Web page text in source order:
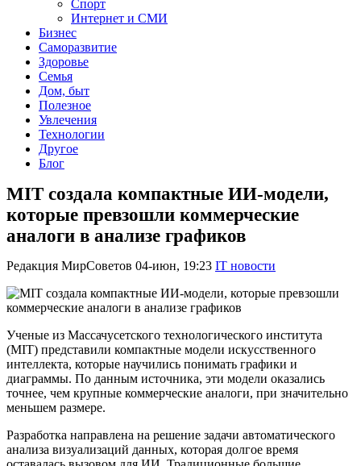
Спорт
Интернет и СМИ
Бизнес
Саморазвитие
Здоровье
Семья
Дом, быт
Полезное
Увлечения
Технологии
Другое
Блог
MIT создала компактные ИИ-модели,
которые превзошли коммерческие
аналоги в анализе графиков
Редакция МирСоветов 04-июн, 19:23 IT новости
Ученые из Массачусетского технологического института
(MIT) представили компактные модели искусственного
интеллекта, которые научились понимать графики и
диаграммы. По данным источника, эти модели оказались
точнее, чем крупные коммерческие аналоги, при значительно
меньшем размере.
Разработка направлена на решение задачи автоматического
анализа визуализаций данных, которая долгое время